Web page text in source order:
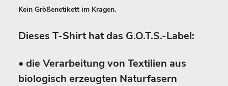
Kein Größenetikett im Kragen.
Dieses T-Shirt hat das G.O.T.S.-Label:
• die Verarbeitung von Textilien aus
biologisch erzeugten Naturfasern